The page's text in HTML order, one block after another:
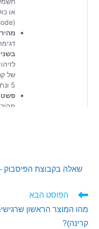
בקבוצת הפיסבוק – קרינה
הפוסט הבא
הראשון שרגישים